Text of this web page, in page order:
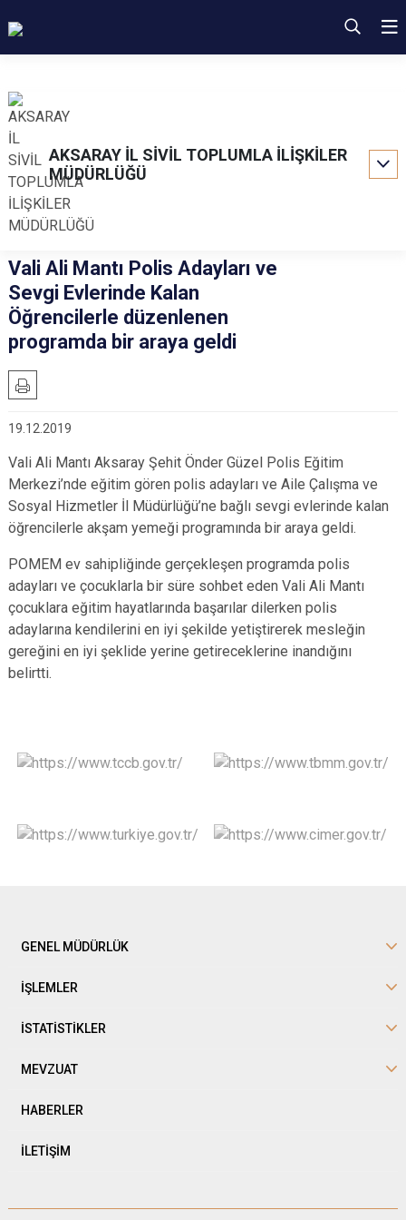
AKSARAY İL SİVİL TOPLUMLA İLİŞKİLER
MÜDÜRLÜĞÜ
Vali Ali Mantı Polis Adayları ve
Sevgi Evlerinde Kalan
Öğrencilerle düzenlenen
programda bir araya geldi
19.12.2019
Vali Ali Mantı Aksaray Şehit Önder Güzel Polis Eğitim
Merkezi’nde eğitim gören polis adayları ve Aile Çalışma ve
Sosyal Hizmetler İl Müdürlüğü’ne bağlı sevgi evlerinde kalan
öğrencilerle akşam yemeği programında bir araya geldi.
POMEM ev sahipliğinde gerçekleşen programda polis
adayları ve çocuklarla bir süre sohbet eden Vali Ali Mantı
çocuklara eğitim hayatlarında başarılar dilerken polis
adaylarına kendilerini en iyi şekilde yetiştirerek mesleğin
gereğini en iyi şeklide yerine getireceklerine inandığını
belirtti.
GENEL MÜDÜRLÜK
İŞLEMLER
İSTATİSTİKLER
MEVZUAT
HABERLER
İLETİŞİM